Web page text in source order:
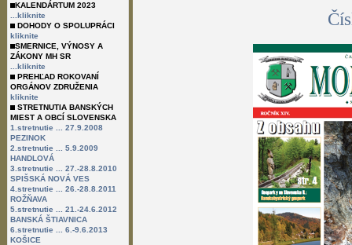
KALENDÁRTUM 2023
...kliknite
DOHODY O SPOLUPRÁCI
kliknite
SMERNICE, VÝNOSY A
ZÁKONY MH SR
...kliknite
PREHĽAD ROKOVANÍ
ORGÁNOV ZDRUŽENIA
kliknite
STRETNUTIA BANSKÝCH
MIEST A OBCÍ SLOVENSKA
1.stretnutie ... 27.9.2008
PEZINOK
2.stretnutie ... 5.9.2009
HANDLOVÁ
3.stretnutie ... 27.-28.8.2010
SPIŠSKÁ NOVÁ VES
4.stretnutie ... 26.-28.8.2011
ROŽŇAVA
5.stretnutie ... 21.-24.6.2012
BANSKÁ ŠTIAVNICA
6.stretnutie ... 6.-9.6.2013
KOŠICE